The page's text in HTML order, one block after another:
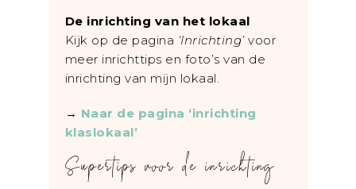
De inrichting van het lokaal
Kijk op de pagina ‘Inrichting’voor
meer inrichttips en foto’s van de
inrichting van mijn lokaal.
→ Naar de pagina ‘inrichting
klaslokaal’
Supertips voor de inrichting